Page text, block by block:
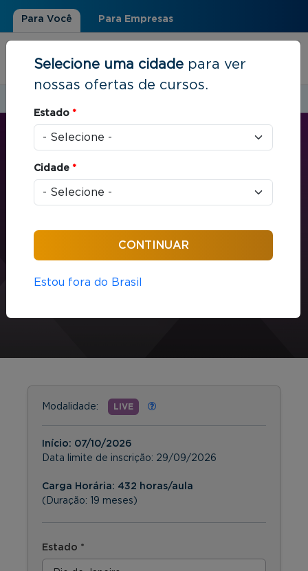
Para Você Para Empresas
Você está aqui
Estratégia e Negócios
MBA
Modalidade: LIVE
Início: 07/10/2026
Data limite de inscrição: 29/09/2026
Carga Horária: 432 horas/aula
(Duração: 19 meses)
Estado *
Selecione uma cidade para ver
nossas ofertas de cursos.
Estado *
Cidade *
Estou fora do Brasil